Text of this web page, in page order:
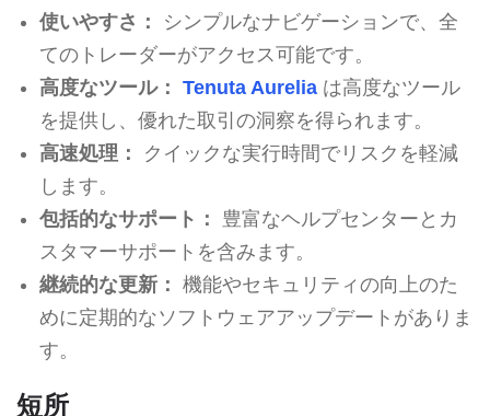
使いやすさ：
シンプルなナビゲーションで、全
てのトレーダーがアクセス可能です。
高度なツール： Tenuta Aureliaは高度なツール
を提供し、優れた取引の洞察を得られます。
高速処理：
クイックな実行時間でリスクを軽減
します。
包括的なサポート：
豊富なヘルプセンターとカ
スタマーサポートを含みます。
継続的な更新： 機能やセキュリティの向上のた
めに定期的なソフトウェアアップデートがありま
す。
短所